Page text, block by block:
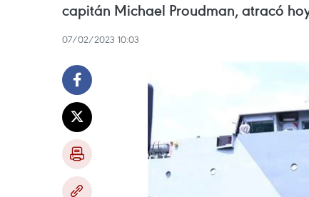
capitán Michael Proudman, atracó
07/02/2023 10:03